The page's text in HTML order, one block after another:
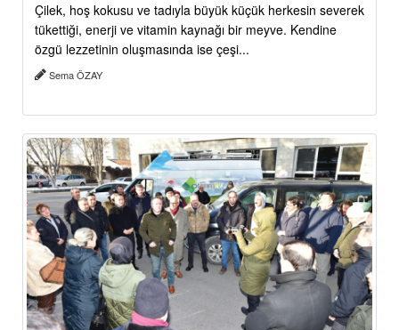
Çilek, hoş kokusu ve tadıyla büyük küçük herkesin severek
tükettiği, enerji ve vitamin kaynağı bir meyve. Kendine
özgü lezzetinin oluşmasında ise çeşi...
Sema ÖZAY